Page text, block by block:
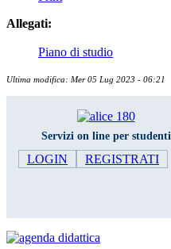
Allegati:
Piano di studio
Ultima modifica: Mer 05 Lug 2023 - 06:21
Servizi on line per studenti
LOGIN REGISTRATI